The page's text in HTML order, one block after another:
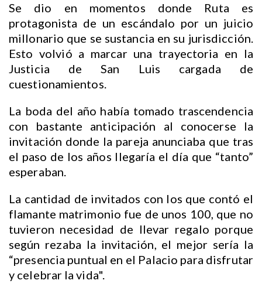
Se dio en momentos donde Ruta es
protagonista de un escándalo por un juicio
millonario que se sustancia en su jurisdicción.
Esto volvió a marcar una trayectoria en la
Justicia de San Luis cargada de
cuestionamientos.
La boda del año había tomado trascendencia
con bastante anticipación al conocerse la
invitación donde la pareja anunciaba que tras
el paso de los años llegaría el día que “tanto”
esperaban.
La cantidad de invitados con los que contó el
flamante matrimonio fue de unos 100, que no
tuvieron necesidad de llevar regalo porque
según rezaba la invitación, el mejor sería la
“presencia puntual en el Palacio para disfrutar
y celebrar la vida".